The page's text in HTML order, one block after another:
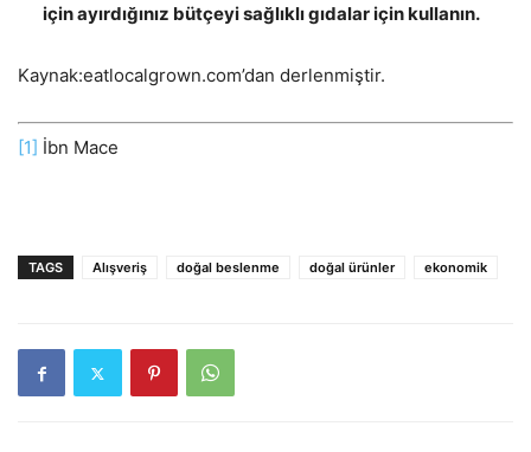
için ayırdığınız bütçeyi sağlıklı gıdalar için kullanın.
Kaynak:eatlocalgrown.com’dan derlenmiştir.
[1] İbn Mace
TAGS Alışveriş doğal beslenme doğal ürünler ekonomik